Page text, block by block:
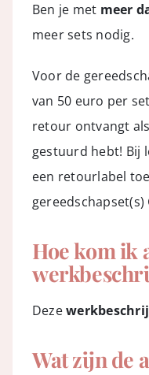
Ben je met meer
meer sets nodig.
Voor de
van 50 euro per
retour ontvangt
gestuurd hebt! Bij
een retourlabel
Hoe kom ik
Deze
Wat zijn de